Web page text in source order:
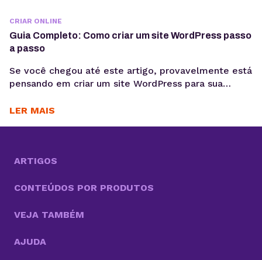
CRIAR ONLINE
Guia Completo: Como criar um site WordPress passo
a passo
Se você chegou até este artigo, provavelmente está
pensando em criar um site WordPress para sua
qual for o objetivo, escolher WordPress como
sinônimo...
LER MAIS
ARTIGOS
CONTEÚDOS POR PRODUTOS
VEJA TAMBÉM
AJUDA